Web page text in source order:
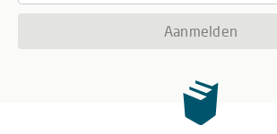
Aanmelden